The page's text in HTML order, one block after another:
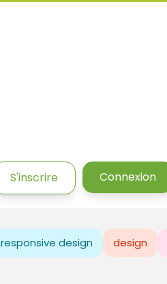
S'inscrire Connexion
responsive design design